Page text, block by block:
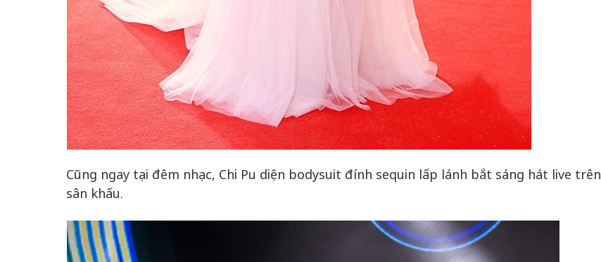
Cũng ngay tại đêm nhạc, Chi Pu diện bodysuit đính sequin lấp lánh bắt sáng hát live trên
sân khấu.